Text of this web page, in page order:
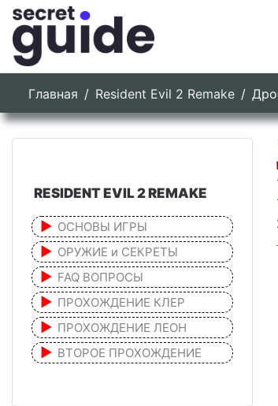
Главная Resident Evil 2 Remake
RESIDENT EVIL 2 REMAKE
ОСНОВЫ ИГРЫ
ОРУЖИЕ и СЕКРЕТЫ
FAQ ВОПРОСЫ
ПРОХОЖДЕНИЕ КЛЕР
ПРОХОЖДЕНИЕ ЛЕОН
ВТОРОЕ ПРОХОЖДЕНИЕ